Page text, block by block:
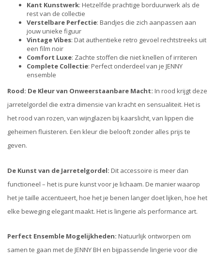
Kant Kunstwerk: Hetzelfde prachtige borduurwerk als de
rest van de collectie
Verstelbare Perfectie: Bandjes die zich aanpassen aan
jouw unieke figuur
Vintage Vibes: Dat authentieke retro gevoel rechtstreeks uit
een film noir
Comfort Luxe: Zachte stoffen die niet knellen of irriteren
Complete Collectie: Perfect onderdeel van je JENNY
ensemble
Rood: De Kleur van Onweerstaanbare Macht: In rood krijgt deze
jarretelgordel die extra dimensie van kracht en sensualiteit. Het is
het rood van rozen, van wijnglazen bij kaarslicht, van lippen die
geheimen fluisteren. Een kleur die belooft zonder alles prijs te
geven.
De Kunst van de Jarretelgordel: Dit accessoire is meer dan
functioneel – het is pure kunst voor je lichaam. De manier waarop
het je taille accentueert, hoe het je benen langer doet lijken, hoe het
elke beweging elegant maakt. Het is lingerie als performance art.
Perfect Ensemble Mogelijkheden: Natuurlijk ontworpen om
samen te gaan met de JENNY BH en bijpassende lingerie voor die